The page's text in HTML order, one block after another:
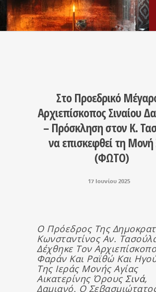
Στο Προεδρικό
Αρχιεπίσκοπος Σιναίου
– Πρόσκληση στον Κ.
να επισκεφθεί τη Μονή
(ΦΩΤΟ)
17 Ιουνίου 2025
Ο Πρόεδρος Της
Κωνσταντίνος Αν.
Δέχθηκε Τον
Φαράν Και Ραϊθώ Και
Της Ιεράς Μονής Αγίας
Αικατερίνης ΌρουςΣινά,
Δαμιανό. Ο